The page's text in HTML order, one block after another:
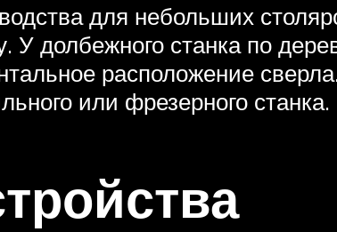
для небольших
У долбежного станка по
расположение
или фрезерного станка.